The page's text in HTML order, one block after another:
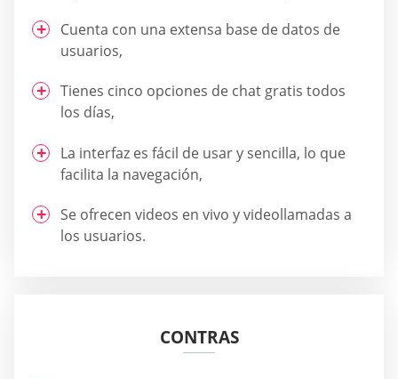
Cuenta con una extensa base de datos de
usuarios,
Tienes cinco opciones de chat gratis todos
los días,
La interfaz es fácil de usar y sencilla, lo que
facilita la navegación,
Se ofrecen videos en vivo y videollamadas a
los usuarios.
CONTRAS